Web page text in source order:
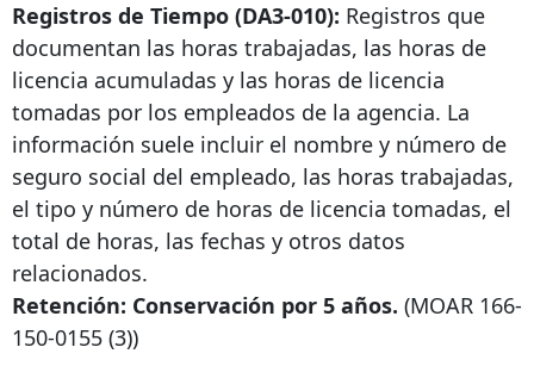
Registros de Tiempo (DA3-010): Registros que
documentan las horas trabajadas, las horas de
licencia acumuladas y las horas de licencia
tomadas por los empleados de la agencia. La
información suele incluir el nombre y número de
seguro social del empleado, las horas trabajadas,
el tipo y número de horas de licencia tomadas, el
total de horas, las fechas y otros datos
relacionados.
Retención: Conservación por 5 años. (MOAR 166-
150-0155 (3))